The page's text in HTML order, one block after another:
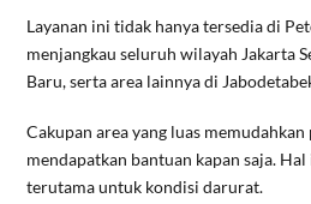
Layanan ini tidak hanya tersedia di
menjangkau seluruh wilayah Jakarta
Baru, serta area lainnya di
Cakupan area yang luas
mendapatkan bantuan kapan saja.
terutama untuk kondisi darurat.